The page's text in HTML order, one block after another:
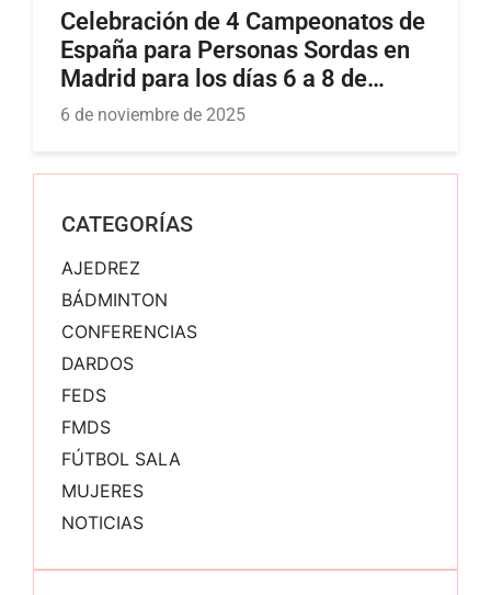
Celebración de 4 Campeonatos de
España para Personas Sordas en
Madrid para los días 6 a 8 de
diciembre del año 2025
6 de noviembre de 2025
CATEGORÍAS
AJEDREZ
BÁDMINTON
CONFERENCIAS
DARDOS
FEDS
FMDS
FÚTBOL SALA
MUJERES
NOTICIAS